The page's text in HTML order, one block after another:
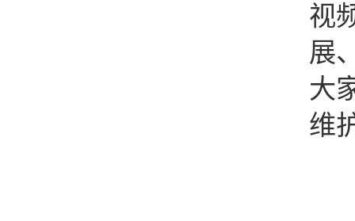
视
展
大
维